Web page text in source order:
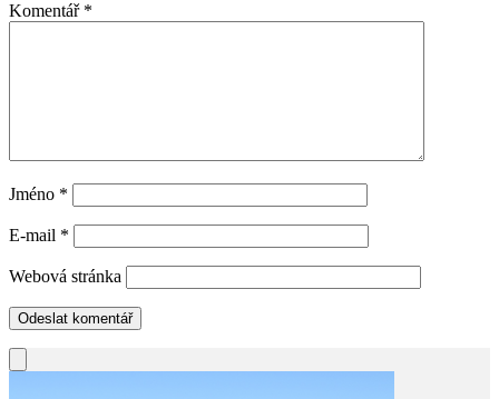
Komentář *
Jméno *
E-mail *
Webová stránka